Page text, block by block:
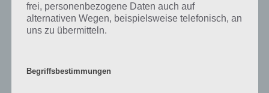
Für einen Kreis kann ein Umkreis gebildet werden, der alle drei
Eckpunkte beinhaltet. Auch ein Innenkreis, der sich genau im
einer Seite multipliziert mit deren Seitenlänge geteilt durch Zwei
frei, personenbezogene Daten auch auf
alternativen Wegen, beispielsweise telefonisch, an
uns zu übermitteln.
Begriffsbestimmungen